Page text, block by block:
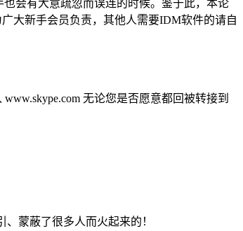
会有大意疏忽而误连的时候。鉴于此，本论
大新手会员负责，其他人需要IDM软件的请自
无论您是否愿意都回被转接到
蒙蔽了很多人而火起来的！